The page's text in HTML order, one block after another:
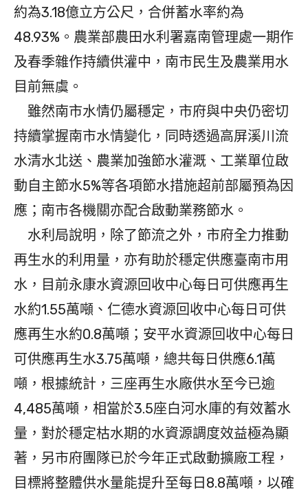
約為3.18億立方公尺，合併蓄水率約為
48.93%。農業部農田水利署嘉南管理處一期作
及春季雜作持續供灌中，南市民生及農業用水
目前無虞。
雖然南市水情仍屬穩定，市府與中央仍密切
持續掌握南市水情變化，同時透過高屏溪川流
水清水北送、農業加強節水灌溉、工業單位啟
動自主節水5%等各項節水措施超前部屬預為因
應；南市各機關亦配合啟動業務節水。
水利局說明，除了節流之外，市府全力推動
再生水的利用量，亦有助於穩定供應臺南市用
水，目前永康水資源回收中心每日可供應再生
水約1.55萬噸、仁德水資源回收中心每日可供
應再生水約0.8萬噸；安平水資源回收中心每日
可供應再生水3.75萬噸，總共每日供應6.1萬
噸，根據統計，三座再生水廠供水至今已逾
4,485萬噸，相當於3.5座白河水庫的有效蓄水
量，對於穩定枯水期的水資源調度效益極為顯
著，另市府團隊已於今年正式啟動擴廠工程，
目標將整體供水量能提升至每日8.8萬噸，以確